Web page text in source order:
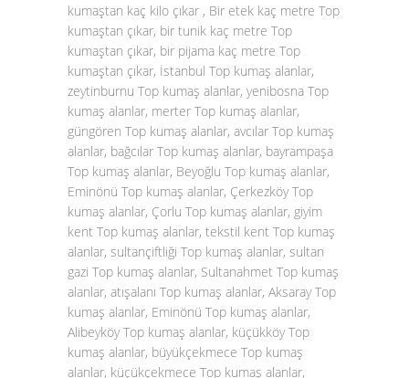
kumaştan kaç kilo çıkar , Bir etek kaç metre Top
kumaştan çıkar, bir tunik kaç metre Top
kumaştan çıkar, bir pijama kaç metre Top
kumaştan çıkar, İstanbul Top kumaş alanlar,
zeytinburnu Top kumaş alanlar, yenibosna Top
kumaş alanlar, merter Top kumaş alanlar,
güngören Top kumaş alanlar, avcılar Top kumaş
alanlar, bağcılar Top kumaş alanlar, bayrampaşa
Top kumaş alanlar, Beyoğlu Top kumaş alanlar,
Eminönü Top kumaş alanlar, Çerkezköy Top
kumaş alanlar, Çorlu Top kumaş alanlar, giyim
kent Top kumaş alanlar, tekstil kent Top kumaş
alanlar, sultançiftliği Top kumaş alanlar, sultan
gazi Top kumaş alanlar, Sultanahmet Top kumaş
alanlar, atışalanı Top kumaş alanlar, Aksaray Top
kumaş alanlar, Eminönü Top kumaş alanlar,
Alibeyköy Top kumaş alanlar, küçükköy Top
kumaş alanlar, büyükçekmece Top kumaş
alanlar, küçükçekmece Top kumaş alanlar,